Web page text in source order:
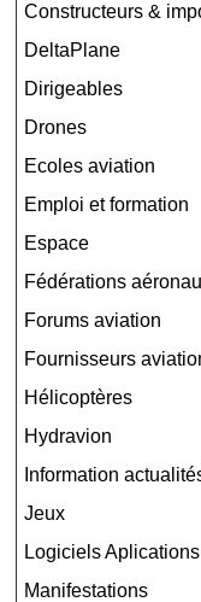
Constructeurs &
DeltaPlane
Dirigeables
Drones
Ecoles aviation
Emploi et formation
Espace
Fédérations
Forums aviation
Fournisseurs
Hélicoptères
Hydravion
Information
Jeux
Logiciels
Manifestations